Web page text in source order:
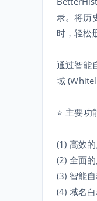
录。将历
时，轻松
通过智能
域
⭐ 主要功
(1) 高效
(2) 全面
(3) 智能
(4) 域名